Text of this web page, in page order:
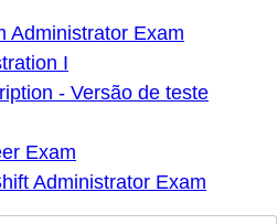
Administrator Exam
I
- Versão de teste
Exam
Administrator Exam